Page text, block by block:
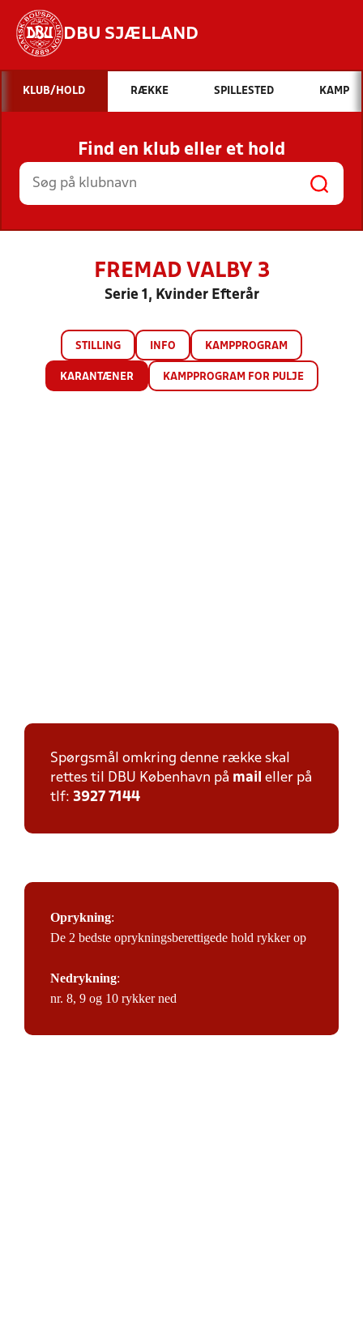
DBU SJÆLLAND
Hvad vil du søge efter?
INDHOLD OG NYHEDER
STILLINGER, RESULTATER, KLUBBER OG
HOLD
KLUB/HOLD RÆKKE SPILLESTED KAMP
Find en klub eller et hold
FREMAD VALBY 3
Serie 1, Kvinder Efterår
STILLING INFO KAMPPROGRAM
KARANTÆNER KAMPPROGRAM FOR PULJE
Spørgsmål omkring denne række skal
rettes til DBU København på mail eller på
tlf: 3927 7144
Oprykning:
De 2 bedste oprykningsberettigede hold rykker op
Nedrykning:
nr. 8, 9 og 10 rykker ned